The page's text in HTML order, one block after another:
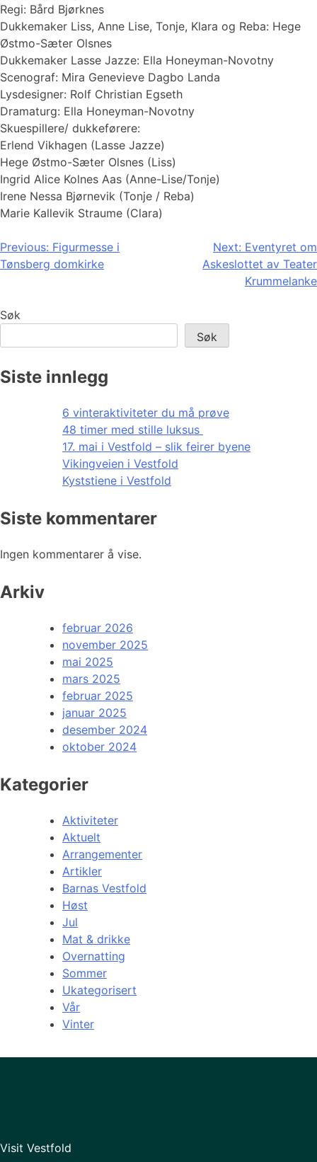
Regi: Bård Bjørknes
Dukkemaker Liss, Anne Lise, Tonje, Klara og Reba: Hege
Østmo-Sæter Olsnes
Dukkemaker Lasse Jazze: Ella Honeyman-Novotny
Scenograf: Mira Genevieve Dagbo Landa
Lysdesigner: Rolf Christian Egseth
Dramaturg: Ella Honeyman-Novotny
Skuespillere/ dukkeførere:
Erlend Vikhagen (Lasse Jazze)
Hege Østmo-Sæter Olsnes (Liss)
Ingrid Alice Kolnes Aas (Anne-Lise/Tonje)
Irene Nessa Bjørnevik (Tonje / Reba)
Marie Kallevik Straume (Clara)
Innleggsnavigasjon
Previous: Figurmesse i
Tønsberg domkirke
Next: Eventyret om
Askeslottet av Teater
Krummelanke
Søk
Søk
Siste innlegg
6 vinteraktiviteter du må prøve
48 timer med stille luksus
17. mai i Vestfold – slik feirer byene
Vikingveien i Vestfold
Kyststiene i Vestfold
Siste kommentarer
Ingen kommentarer å vise.
Arkiv
februar 2026
november 2025
mai 2025
mars 2025
februar 2025
januar 2025
desember 2024
oktober 2024
Kategorier
Aktiviteter
Aktuelt
Arrangementer
Artikler
Barnas Vestfold
Høst
Jul
Mat & drikke
Overnatting
Sommer
Ukategorisert
Vår
Vinter
Visit Vestfold